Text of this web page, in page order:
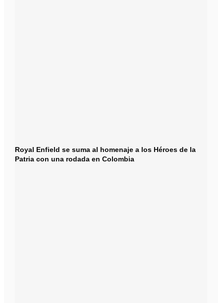
Royal Enfield se suma al homenaje a los Héroes de la
Patria con una rodada en Colombia